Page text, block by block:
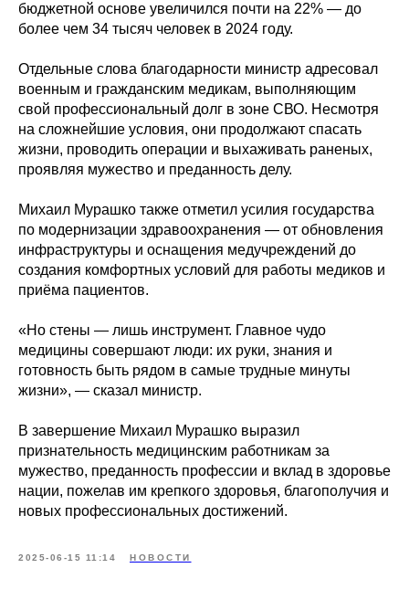
бюджетной основе увеличился почти на 22% — до
более чем 34 тысяч человек в 2024 году.
Отдельные слова благодарности министр адресовал
военным и гражданским медикам, выполняющим
свой профессиональный долг в зоне СВО. Несмотря
на сложнейшие условия, они продолжают спасать
жизни, проводить операции и выхаживать раненых,
проявляя мужество и преданность делу.
Михаил Мурашко также отметил усилия государства
по модернизации здравоохранения — от обновления
инфраструктуры и оснащения медучреждений до
создания комфортных условий для работы медиков и
приёма пациентов.
«Но стены — лишь инструмент. Главное чудо
медицины совершают люди: их руки, знания и
готовность быть рядом в самые трудные минуты
жизни», — сказал министр.
В завершение Михаил Мурашко выразил
признательность медицинским работникам за
мужество, преданность профессии и вклад в здоровье
нации, пожелав им крепкого здоровья, благополучия и
новых профессиональных достижений.
2025-06-15 11:14 НОВОСТИ